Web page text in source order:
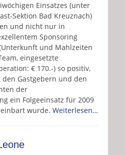
Einsatzes (unter
Sektion Bad Kreuznach)
und nicht nur in
Sponsoring
und Mahlzeiten
eingesetzte
€ 170.-) so positiv,
Gastgebern und den
der
ein Folgeeinsatz für 2009
wurde. Weiterlesen…